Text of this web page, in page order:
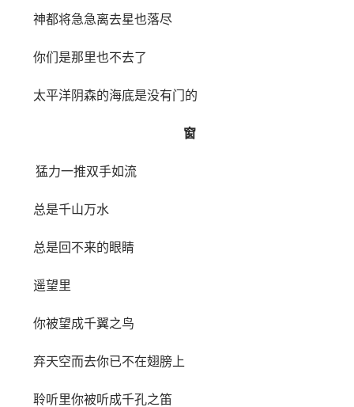
神都将急急离去星也落尽
你们是那里也不去了
太平洋阴森的海底是没有门的
窗
猛力一推双手如流
总是千山万水
总是回不来的眼睛
遥望里
你被望成千翼之鸟
弃天空而去你已不在翅膀上
聆听里你被听成千孔之笛